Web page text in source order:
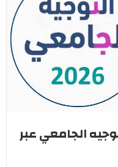
الجامعي عبر